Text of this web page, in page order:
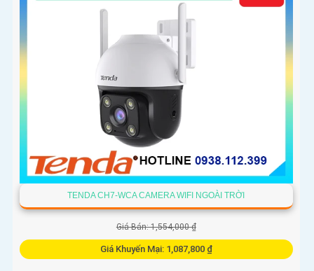
TENDA CH7-WCA CAMERA WIFI NGOÀI TRỜI
Giá Bán: 1,554,000 ₫
Giá Khuyến Mại: 1,087,800 ₫